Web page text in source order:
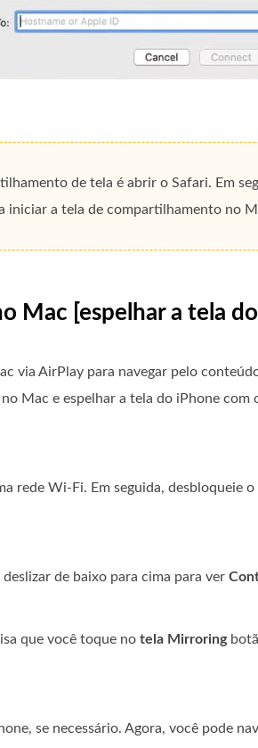
de tela é abrir o Safari. Em
a tela de compartilhamento no
Mac [espelhar a tela
via AirPlay para navegar pelo
Mac e espelhar a tela do iPhone com
rede Wi-Fi. Em seguida, desbloqueie
de baixo para cima para ver
que você toque no tela Mirroring
se necessário. Agora, você pode